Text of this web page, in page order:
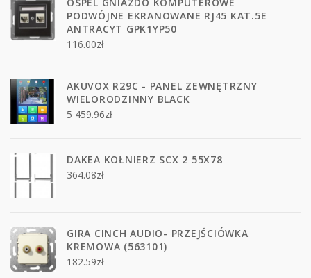
PODWÓJNE EKRANOWANE RJ45 KAT.5E
ANTRACYT GPK1YP50
116.00zł
AKUVOX R29C - PANEL ZEWNĘTRZNY
WIELORODZINNY BLACK
5 459.96zł
DAKEA KOŁNIERZ SCX 2 55X78
364.08zł
GIRA CINCH AUDIO- PRZEJŚCIÓWKA
KREMOWA (563101)
182.59zł